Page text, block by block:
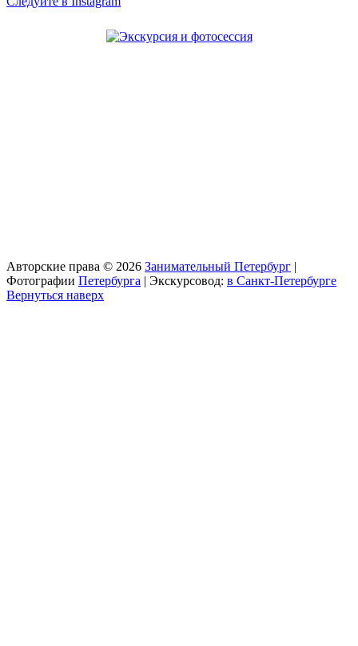
Авторские права © 2026 Занимательный Петербург |
Фотографии Петербурга | Экскурсовод: в Санкт-Петербурге
Вернуться наверх